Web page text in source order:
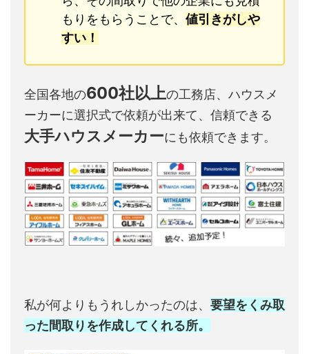
もりをもらうことで、 値引きがしや
すい！
全国各地の600社以上の工務店、ハウスメ
ーカーに選択式で依頼が出来て、信頼できる
大手ハウスメーカーにも依頼できます。
私が何よりもうれしかったのは、 要望をくみ取
った間取りを作成してくれる所。